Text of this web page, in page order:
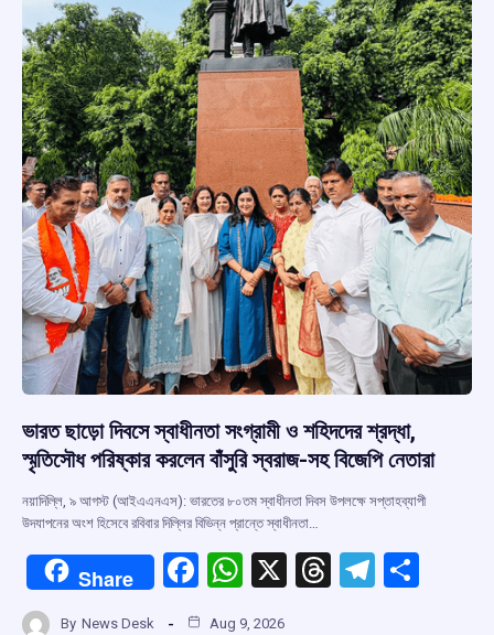
ভারত ছাড়ো দিবসে স্বাধীনতা সংগ্রামী ও শহিদদের শ্রদ্ধা,
স্মৃতিসৌধ পরিষ্কার করলেন বাঁসুরি স্বরাজ-সহ বিজেপি নেতারা
নয়াদিল্লি, ৯ আগস্ট (আইএএনএস): ভারতের ৮০তম স্বাধীনতা দিবস উপলক্ষে সপ্তাহব্যাপী
উদযাপনের অংশ হিসেবে রবিবার দিল্লির বিভিন্ন প্রান্তে স্বাধীনতা…
Share
F
W X
T
T
By News Desk Aug 9, 2026